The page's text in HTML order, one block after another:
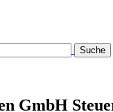
GmbH